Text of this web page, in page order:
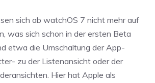
sich ab watchOS 7 nicht mehr auf
was sich schon in der ersten Beta
etwa die Umschaltung der App-
zu der Listenansicht oder der
Hier hat Apple als